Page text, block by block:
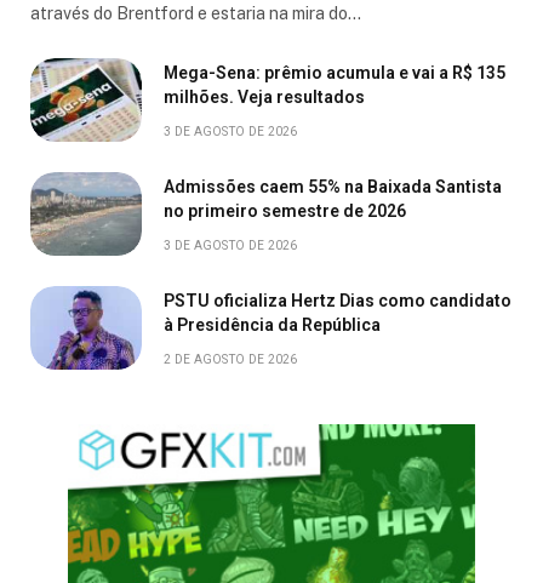
através do Brentford e estaria na mira do…
Mega-Sena: prêmio acumula e vai a R$ 135
milhões. Veja resultados
3 DE AGOSTO DE 2026
Admissões caem 55% na Baixada Santista
no primeiro semestre de 2026
3 DE AGOSTO DE 2026
PSTU oficializa Hertz Dias como candidato
à Presidência da República
2 DE AGOSTO DE 2026